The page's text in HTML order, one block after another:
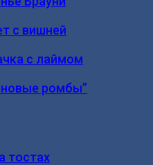
с вишней
с лаймом
ромбы”
тостах